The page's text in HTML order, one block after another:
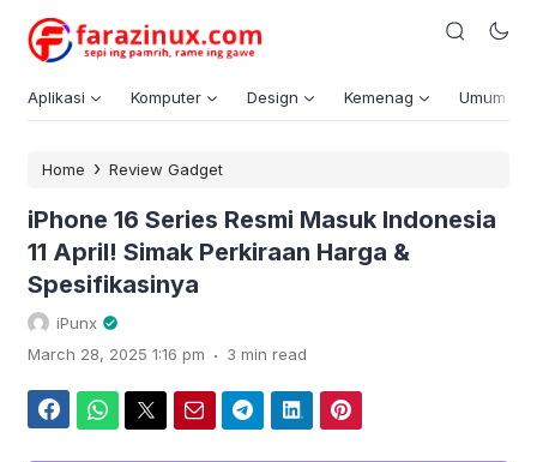
Aplikasi Komputer Design Kemenag Umum
Home › Review Gadget
iPhone 16 Series Resmi Masuk Indonesia
11 April! Simak Perkiraan Harga &
Spesifikasinya
iPunx
March 28, 2025 1:16 pm . 3 min read